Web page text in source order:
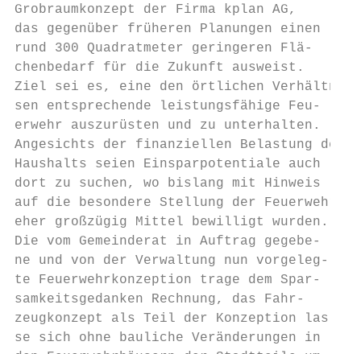
Grobraumkonzept der Firma kplan AG,
das gegenüber früheren Planungen einen
rund 300 Quadratmeter geringeren Flä-
chenbedarf für die Zukunft ausweist.
Ziel sei es, eine den örtlichen Verhältnis-
sen entsprechende leistungsfähige Feu-
erwehr auszurüsten und zu unterhalten.
Angesichts der finanziellen Belastung des
Haushalts seien Einsparpotentiale auch
dort zu suchen, wo bislang mit Hinweis
auf die besondere Stellung der Feuerwehr
eher großzügig Mittel bewilligt wurden.
Die vom Gemeinderat in Auftrag gegebe-
ne und von der Verwaltung nun vorgeleg-
te Feuerwehrkonzeption trage dem Spar-
samkeitsgedanken Rechnung, das Fahr-
zeugkonzept als Teil der Konzeption las-
se sich ohne bauliche Veränderungen in